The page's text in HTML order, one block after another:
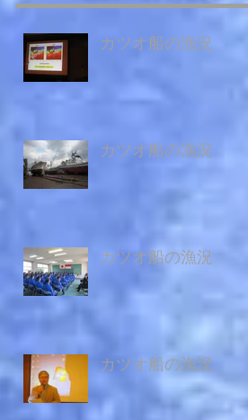
カツオ船の漁況
カツオ船の漁況
カツオ船の漁況
カツオ船の漁況